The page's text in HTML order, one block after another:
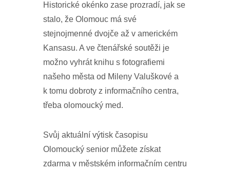
Historické okénko zase prozradí, jak se
stalo, že Olomouc má své
stejnojmenné dvojče až v americkém
Kansasu. A ve čtenářské soutěži je
možno vyhrát knihu s fotografiemi
našeho města od Mileny Valuškové a
k tomu dobroty z informačního centra,
třeba olomoucký med.
Svůj aktuální výtisk časopisu
Olomoucký senior můžete získat
zdarma v městském informačním centru